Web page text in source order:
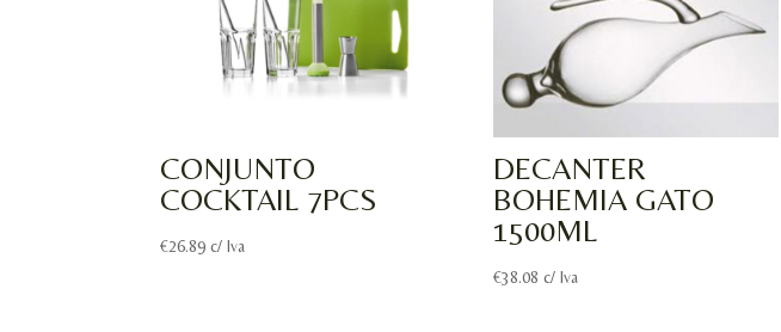
CONJUNTO
COCKTAIL 7PCS
€26.89 c/ Iva
DECANTER
BOHEMIA GATO
1500ML
€38.08 c/ Iva